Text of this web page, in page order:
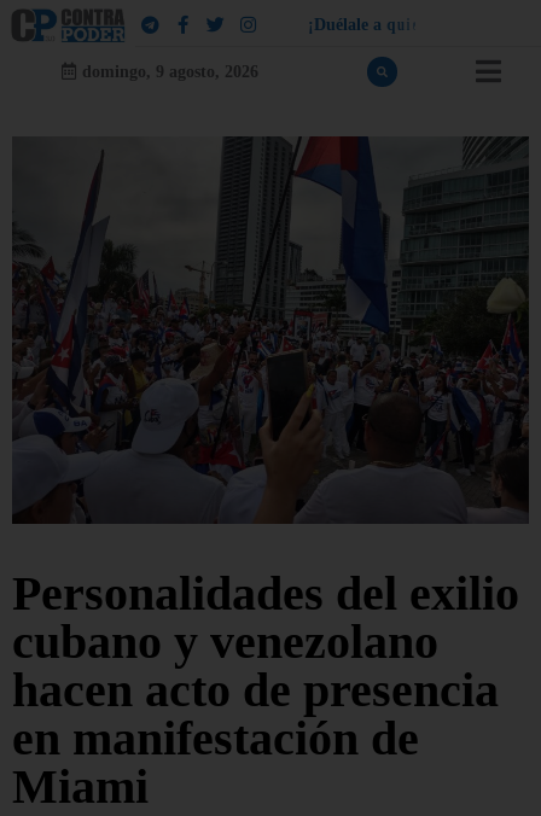
¡ Dué a e a qu i e
domingo, 9 agosto, 2026
Personalidades del exilio
cubano y venezolano
hacen acto de presencia
en manifestación de
Miami